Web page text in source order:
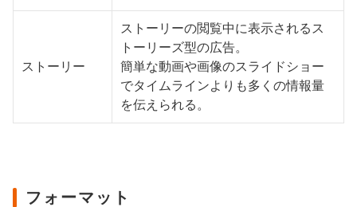
ストーリー
ストーリーの閲覧中に表示されるス
トーリーズ型の広告。
簡単な動画や画像のスライドショー
でタイムラインよりも多くの情報量
を伝えられる。
フォーマット